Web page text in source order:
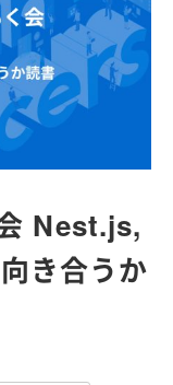
Nest.js,
き合うか